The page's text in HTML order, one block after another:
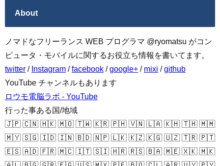
About
ノマドなフリーランス WEB プログラマ @ryomatsu がコン
ピュータ・モバイルに関するお役立ち情報を書いてます。
twitter / Instagram /facebook /google+ / mixi /github
YouTube チャンネルもあります
ロウモ電脳ラボ - YouTube
行った事ある国/地域
🇯🇵 🇨🇳 🇭🇰 🇲🇴 🇹🇼 🇰🇷 🇵🇭 🇻🇳 🇱🇦 🇰🇭 🇹🇭 🇲🇲
🇲🇾 🇸🇬 🇮🇩 🇮🇳 🇧🇩 🇳🇵 🇱🇰 🇰🇿 🇰🇬 🇺🇿 🇹🇷 🇵🇹
🇪🇸 🇦🇩 🇫🇷 🇲🇨 🇮🇹 🇸🇮 🇭🇷 🇷🇸 🇧🇦 🇲🇪 🇽🇰 🇲🇰